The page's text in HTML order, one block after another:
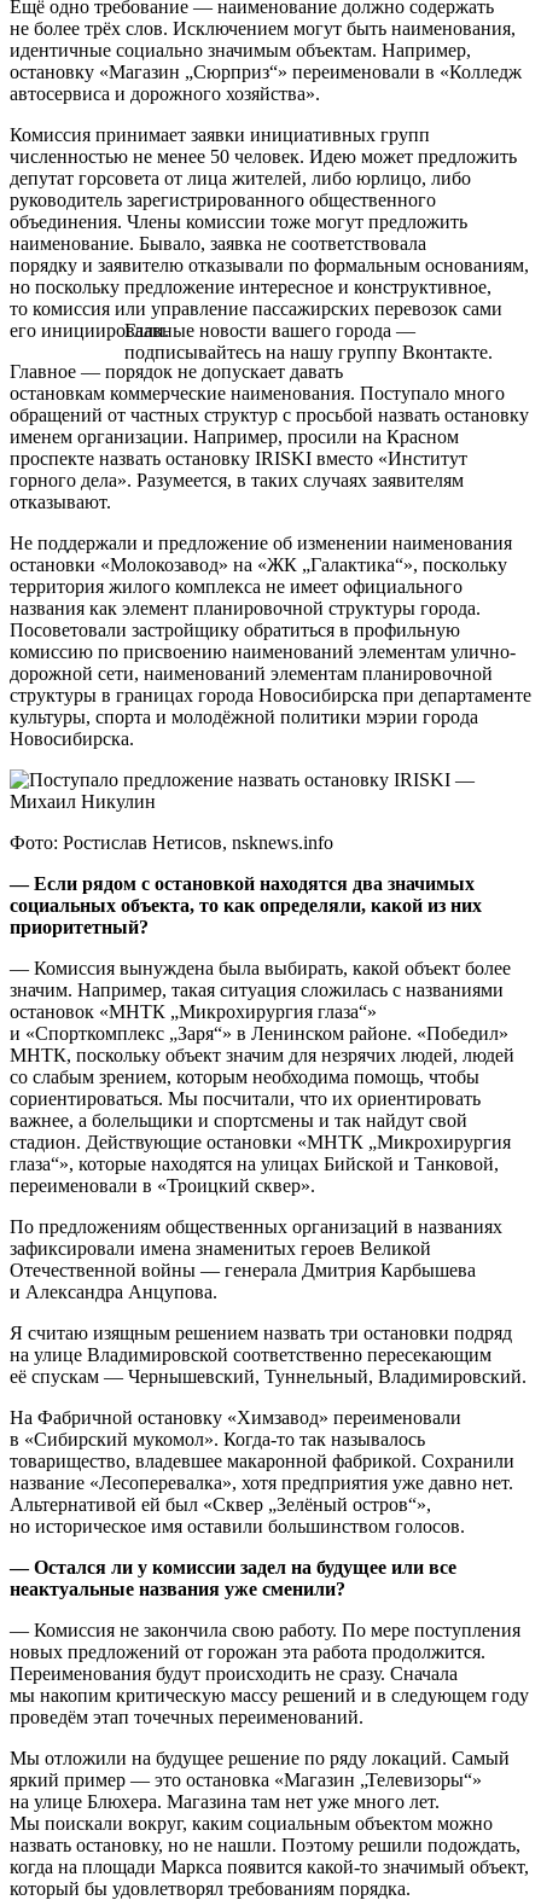
Ещё одно требование — наименование должно содержать
не более трёх слов. Исключением могут быть наименования,
идентичные социально значимым объектам. Например,
остановку «Магазин „Сюрприз“» переименовали в «Колледж
автосервиса и дорожного хозяйства».
Комиссия принимает заявки инициативных групп
численностью не менее 50 человек. Идею может предложить
депутат горсовета от лица жителей, либо юрлицо, либо
руководитель зарегистрированного общественного
объединения. Члены комиссии тоже могут предложить
наименование. Бывало, заявка не соответствовала
порядку и заявителю отказывали по формальным основаниям,
но поскольку предложение интересное и конструктивное,
то комиссия или управление пассажирских перевозок сами
его инициировали.
Главное — порядок не допускает давать
остановкам коммерческие наименования. Поступало много
обращений от частных структур с просьбой назвать остановку
именем организации. Например, просили на Красном
проспекте назвать остановку IRISKI вместо «Институт
горного дела». Разумеется, в таких случаях заявителям
отказывают.
Не поддержали и предложение об изменении наименования
остановки «Молокозавод» на «ЖК „Галактика“», поскольку
территория жилого комплекса не имеет официального
названия как элемент планировочной структуры города.
Посоветовали застройщику обратиться в профильную
комиссию по присвоению наименований элементам улично-
дорожной сети, наименований элементам планировочной
структуры в границах города Новосибирска при департаменте
культуры, спорта и молодёжной политики мэрии города
Новосибирска.
Фото: Ростислав Нетисов, nsknews.info
— Если рядом с остановкой находятся два значимых
социальных объекта, то как определяли, какой из них
приоритетный?
— Комиссия вынуждена была выбирать, какой объект более
значим. Например, такая ситуация сложилась с названиями
остановок «МНТК „Микрохирургия глаза“»
и «Спорткомплекс „Заря“» в Ленинском районе. «Победил»
МНТК, поскольку объект значим для незрячих людей, людей
со слабым зрением, которым необходима помощь, чтобы
сориентироваться. Мы посчитали, что их ориентировать
важнее, а болельщики и спортсмены и так найдут свой
стадион. Действующие остановки «МНТК „Микрохирургия
глаза“», которые находятся на улицах Бийской и Танковой,
переименовали в «Троицкий сквер».
По предложениям общественных организаций в названиях
зафиксировали имена знаменитых героев Великой
Отечественной войны — генерала Дмитрия Карбышева
и Александра Анцупова.
Я считаю изящным решением назвать три остановки подряд
на улице Владимировской соответственно пересекающим
её спускам — Чернышевский, Туннельный, Владимировский.
На Фабричной остановку «Химзавод» переименовали
в «Сибирский мукомол». Когда-то так называлось
товарищество, владевшее макаронной фабрикой. Сохранили
название «Лесоперевалка», хотя предприятия уже давно нет.
Альтернативой ей был «Сквер „Зелёный остров“»,
но историческое имя оставили большинством голосов.
— Остался ли у комиссии задел на будущее или все
неактуальные названия уже сменили?
— Комиссия не закончила свою работу. По мере поступления
новых предложений от горожан эта работа продолжится.
Переименования будут происходить не сразу. Сначала
мы накопим критическую массу решений и в следующем году
проведём этап точечных переименований.
Мы отложили на будущее решение по ряду локаций. Самый
яркий пример — это остановка «Магазин „Телевизоры“»
на улице Блюхера. Магазина там нет уже много лет.
Мы поискали вокруг, каким социальным объектом можно
назвать остановку, но не нашли. Поэтому решили подождать,
когда на площади Маркса появится какой-то значимый объект,
который бы удовлетворял требованиям порядка.
Главные новости вашего города —
подписывайтесь на нашу группу Вконтакте.